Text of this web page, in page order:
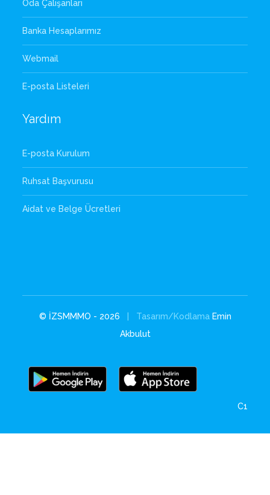
Oda Çalışanları
Banka Hesaplarımız
Webmail
E-posta Listeleri
Yardım
E-posta Kurulum
Ruhsat Başvurusu
Aidat ve Belge Ücretleri
© İZSMMMO - 2026 | Tasarım/Kodlama Emin
Akbulut
C1